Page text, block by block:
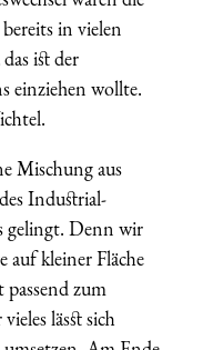
in vielen
ist der
einziehen wollte.
Mischung aus
Industrial-
gelingt. Denn wir
auf kleiner Fläche
zum
lässt sich